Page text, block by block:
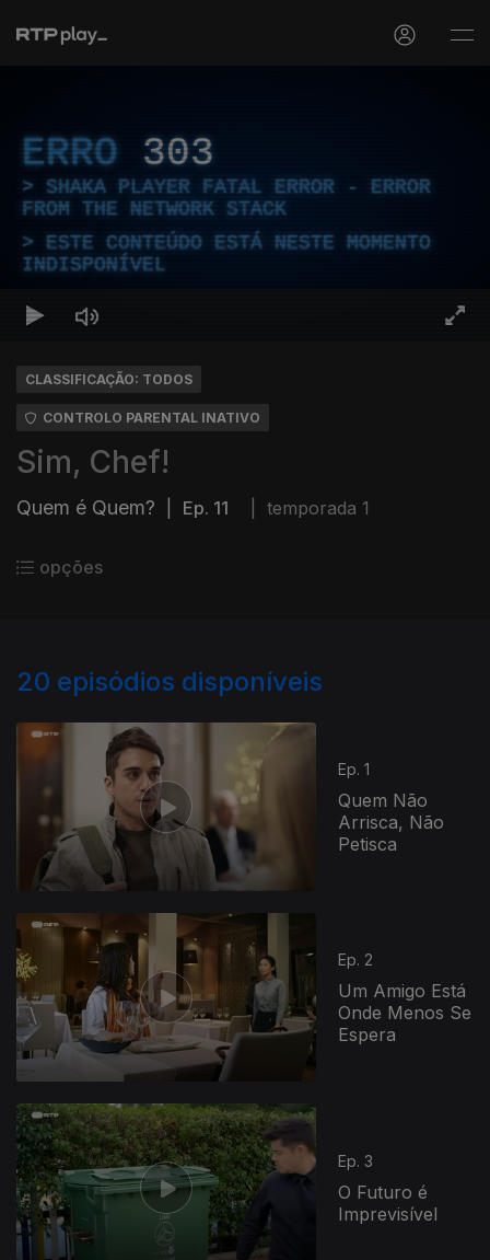
ERRO 303
SHAKA PLAYER FATAL ERROR - ERROR
FROM THE NETWORK STACK
ESTE CONTEÚDO ESTÁ NESTE MOMENTO
INDISPONÍVEL
CLASSIFICAÇÃO: TODOS
CONTROLO PARENTAL INATIVO
Sim, Chef!
Quem é Quem? Ep. 11 temporada 1
opções
20 episódios disponíveis
Ep. 1
Quem Não
Arrisca, Não
Petisca
Ep. 2
Um Amigo Está
Onde Menos Se
Espera
Ep. 3
O Futuro é
Imprevisível